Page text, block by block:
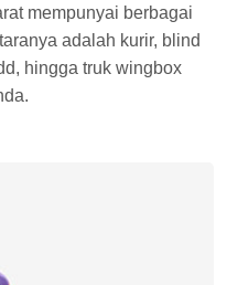
mempunyai berbagai
adalah kurir, blind
hingga truk wingbox